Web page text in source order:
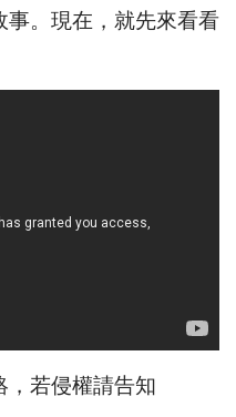
事。現在，就先來看看
，若侵權請告知